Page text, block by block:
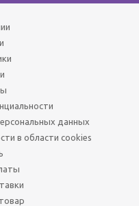
данных
в области cookies